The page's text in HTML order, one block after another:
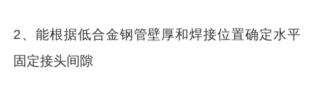
2、能根据低合金钢管壁厚和焊接位置确定水平
固定接头间隙